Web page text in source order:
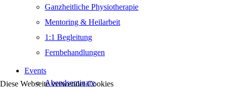
Ganzheitliche Physiotherapie
Mentoring & Heilarbeit
1:1 Begleitung
Fernbehandlungen
Events
Abendseminare
Diese Webseite verwendet Cookies